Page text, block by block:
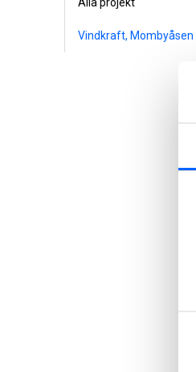
Vindkraft, Mombyåsen